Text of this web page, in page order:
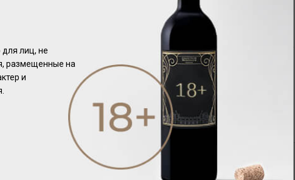
тонами лимона и лайма и цветочными нотами с оттенком
вкусом с превосходной кислотностью и
лиц, не
размещенные на
и